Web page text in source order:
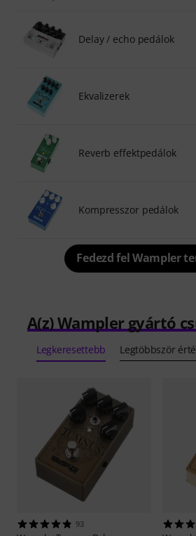
Delay / echo pedálok
Ekvalizerek
Reverb effektpedálok
Kompresszor pedálok
Fedezd fel Wampler
A(z) Wampler gyártó
Legkeresettebb Legtöbbször
93